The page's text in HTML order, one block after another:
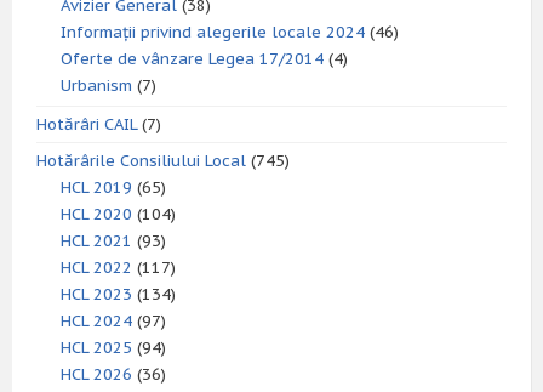
Avizier General (38)
Informații privind alegerile locale 2024 (46)
Oferte de vânzare Legea 17/2014 (4)
Urbanism (7)
Hotărâri CAIL(7)
Hotărârile Consiliului Local (745)
HCL 2019 (65)
HCL 2020 (104)
HCL 2021 (93)
HCL 2022 (117)
HCL 2023 (134)
HCL 2024 (97)
HCL 2025 (94)
HCL 2026 (36)